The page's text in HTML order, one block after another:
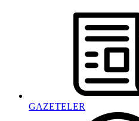
GAZETELER